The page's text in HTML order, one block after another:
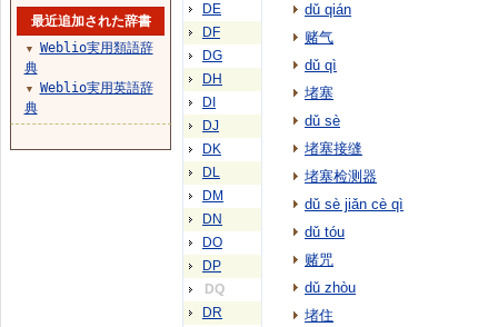
DE
DF
DG
DH
DI
DJ
DK
DL
DM
DN
DO
DP
DQ
DR
dǔ qián
赌气
dǔ qì
堵塞
dǔ sè
堵塞接缝
堵塞检测器
dǔ sè jiǎn cè qì
dǔ tóu
赌咒
dǔ zhòu
堵住
最近追加された辞書
▼
Weblio実用類語辞
典
▼
Weblio実用英語辞
典